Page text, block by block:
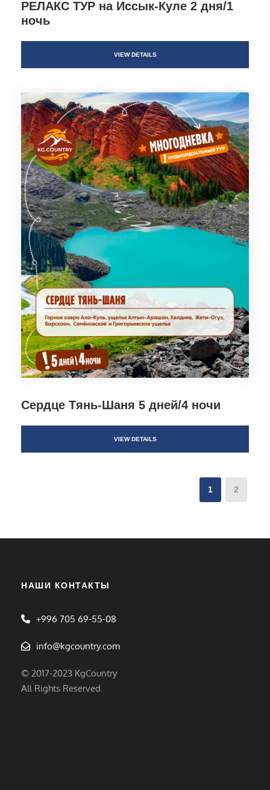
РЕЛАКС ТУР на Иссык-Куле 2 дня/1
ночь
VIEW DETAILS
Сердце Тянь-Шаня 5 дней/4 ночи
VIEW DETAILS
1 2
НАШИ КОНТАКТЫ
+996 705 69-55-08
info@kgcountry.com
© 2017-2023 KgCountry
All Rights Reserved.